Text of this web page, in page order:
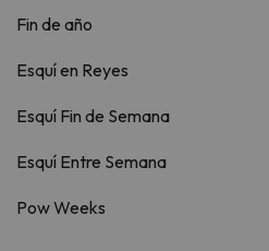
Fin de año
Esquí en Reyes
Esquí Fin de Semana
Esquí Entre Semana
Pow Weeks